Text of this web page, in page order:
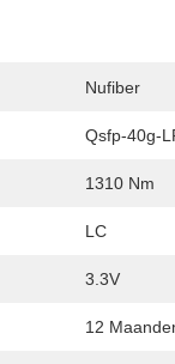
Nufiber
Qsfp-40g-
1310 Nm
LC
3.3V
12